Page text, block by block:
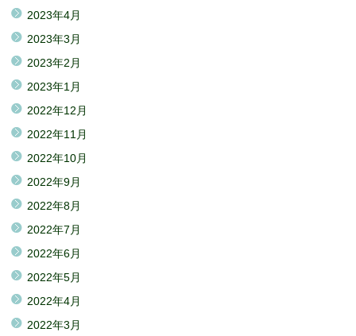
2023年4月
2023年3月
2023年2月
2023年1月
2022年12月
2022年11月
2022年10月
2022年9月
2022年8月
2022年7月
2022年6月
2022年5月
2022年4月
2022年3月